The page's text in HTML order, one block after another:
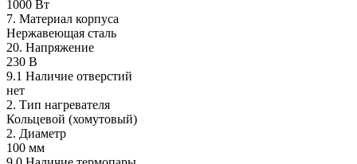
1000 Вт
7. Материал корпуса
Нержавеющая сталь
20. Напряжение
230 В
9.1 Наличие отверстий
нет
2. Тип нагревателя
Кольцевой (хомутовый)
2. Диаметр
100 мм